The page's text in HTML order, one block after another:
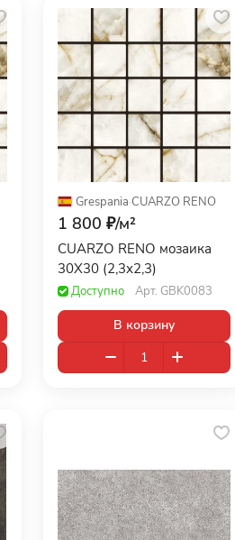
Grespania·CUARZO RENO
1 800 ₽/м²
CUARZO RENO мозаика
30X30 (2,3х2,3)
Доступно Арт. GBK0083
В корзину